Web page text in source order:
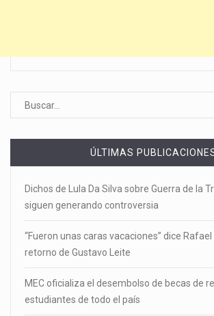
ÚLTIMAS
Dichos de Lula Da Silva sobre Guerra de la
siguen generando controversia
“Fueron unas caras vacaciones” dice
retorno de Gustavo Leite
MEC oficializa el desembolso de becas de
estudiantes de todo el país